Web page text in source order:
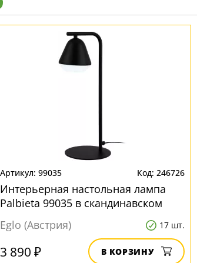
99035 246726
Интерьерная настольная лампа
Palbieta 99035 в скандинавском
стиле
Eglo (Австрия) 17 шт.
3 890 ₽ В КОРЗИНУ